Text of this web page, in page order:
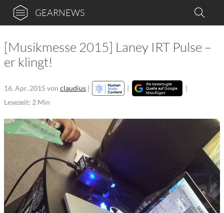
GEARNEWS
[Musikmesse 2015] Laney IRT Pulse –
er klingt!
16. Apr. 2015 von claudius | |
|
Lesezeit: 2 Min